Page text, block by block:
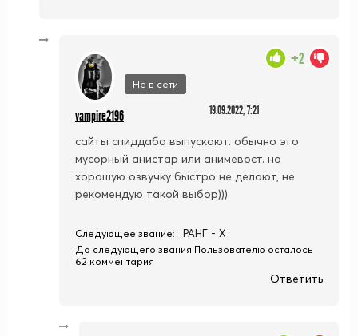
Не в сети
vampire2196 19.09.2022, 7:21
сайты спиддаба выпускают. обычно это
мусорный анистар или анимевост. но
хорошую озвучку быстро не делают, не
рекомендую такой выбор)))
+2
Следующее звание: РАНГ - X
До следующего звания Пользователю осталось
62 комментария
Ответить